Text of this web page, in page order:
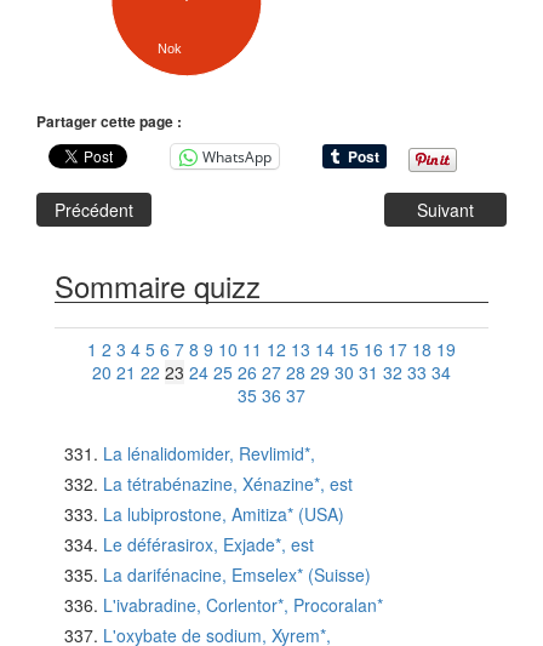
Nok
Partager cette page :
WhatsApp
Précédent Suivant
Sommaire quizz
1 2 3 4 5 6 7 8 9 10 11 12 13 14 15 16 17 18 19
20 21 22 23 24 25 26 27 28 29 30 31 32 33 34
35 36 37
La lénalidomider, Revlimid*,
La tétrabénazine, Xénazine*, est
La lubiprostone, Amitiza* (USA)
Le déférasirox, Exjade*, est
La darifénacine, Emselex* (Suisse)
L'ivabradine, Corlentor*, Procoralan*
L'oxybate de sodium, Xyrem*,